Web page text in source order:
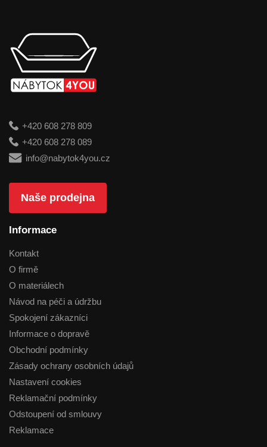
+420 608 278 809
+420 608 278 089
info@nabytok4you.cz
Naše prodejna
Informace
Kontakt
O firmě
O materiálech
Návod na péči a údržbu
Spokojení zákazníci
Informace o dopravě
Obchodní podmínky
Zásady ochrany osobních údajů
Nastavení cookies
Reklamační podmínky
Odstoupení od smlouvy
Reklamace